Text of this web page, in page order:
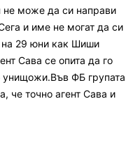
не може да си направи
и име не могат да си
на 29 юни как Шиши
Сава се опита да го
унищожи.Във ФБ групата
че точно агент Сава и